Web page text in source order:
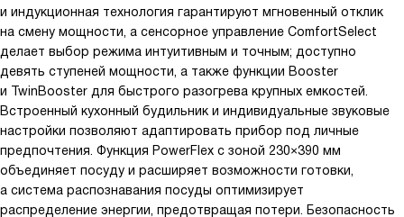
и индукционная технология гарантируют мгновенный отклик
на смену мощности, а сенсорное управление ComfortSelect
делает выбор режима интуитивным и точным; доступно
девять ступеней мощности, а также функции Booster
и TwinBooster для быстрого разогрева крупных емкостей.
Встроенный кухонный будильник и индивидуальные звуковые
настройки позволяют адаптировать прибор под личные
предпочтения. Функция PowerFlex с зоной 230×390 мм
объединяет посуду и расширяет возможности готовки,
а система распознавания посуды оптимизирует
распределение энергии, предотвращая потери. Безопасность